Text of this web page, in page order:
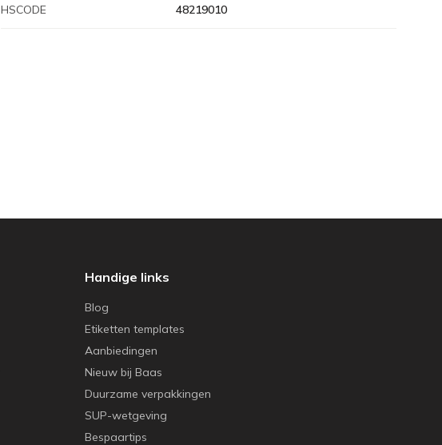
HSCODE 48219010
Handige links
Blog
Etiketten templates
Aanbiedingen
Nieuw bij Baas
Duurzame verpakkingen
SUP-wetgeving
Bespaartips